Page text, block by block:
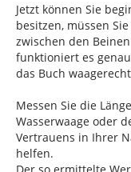
Jetzt können Sie
besitzen, müssen
zwischen den
funktioniert es
das Buch
Messen Sie die
Wasserwaage oder
Vertrauens in Ihrer
helfen.
Der so ermittelte